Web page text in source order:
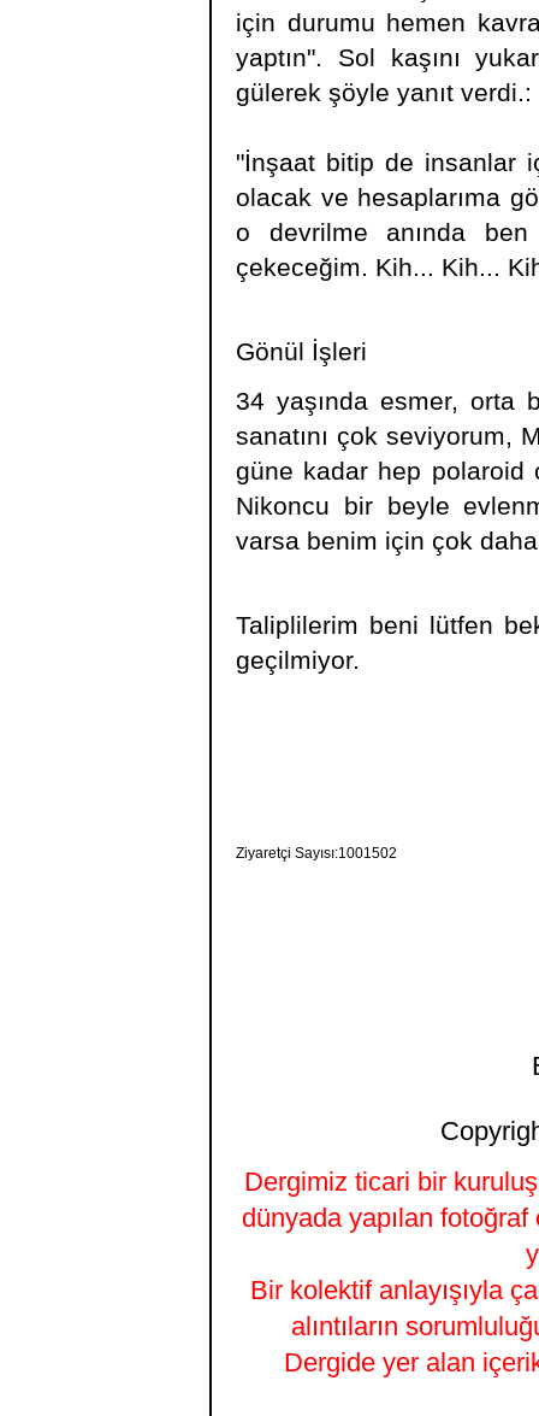
için durumu hemen
yaptın". Sol kaşını
gülerek şöyle yanıt verdi.:
"İnşaat bitip de insanlar
olacak ve hesaplarıma
o devrilme anında ben
çekeceğim. Kih... Kih...
Gönül İşleri
34 yaşında esmer, orta
sanatını çok seviyorum,
güne kadar hep polaroid
Nikoncu bir beyle
varsa benim için çok
Taliplilerim beni lütfen
geçilmiyor.
Ziyaretçi Sayısı:1001502
Dergimiz ticari bir kuruluş
dünyada yapılan fotoğraf
Bir kolektif anlayışıyla
alıntıların
Dergide yer alan